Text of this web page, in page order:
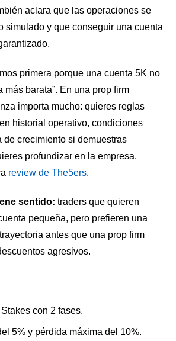
aclara que las operaciones se
simulado y que conseguir una cuenta
primera porque una cuenta 5K no
más barata”. En una prop firm
importa mucho: quieres reglas
historial operativo, condiciones
de crecimiento si demuestras
profundizar en la empresa,
review de The5ers.
sentido: traders que quieren
pequeña, pero prefieren una
antes que una prop firm
agresivos.
con 2 fases.
5% y pérdida máxima del 10%.